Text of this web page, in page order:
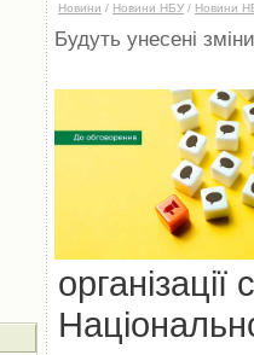
Новини / Новини НБУ / Новини
Будуть унесені